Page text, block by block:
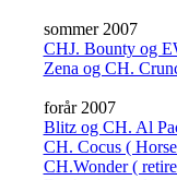
sommer 2007
CHJ. Bounty og
Zena og CH.
forår 2007
Blitz og CH. Al
CH. Cocus (
CH.Wonder (